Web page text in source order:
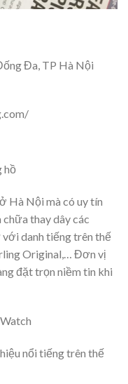
Đa, TP Hà Nội
hồ
Hà Nội mà có uy tín
thay dây các
danh tiếng trên thế
Original,… Đơn vị
đặt trọn niềm tin khi
nổi tiếng trên thế